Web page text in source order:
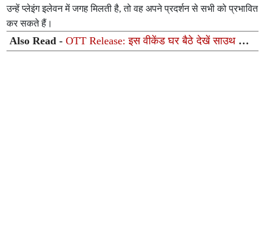
उन्हें प्लेइंग इलेवन में जगह मिलती है, तो वह अपने प्रदर्शन से सभी को प्रभावित
कर सकते हैं।
Also Read -OTT Release: इस वीकेंड घर बैठे देखें साउथ की
ये 5 शानदार फिल्में